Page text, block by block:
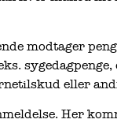
modtager
sygedagpenge,
eller
Her